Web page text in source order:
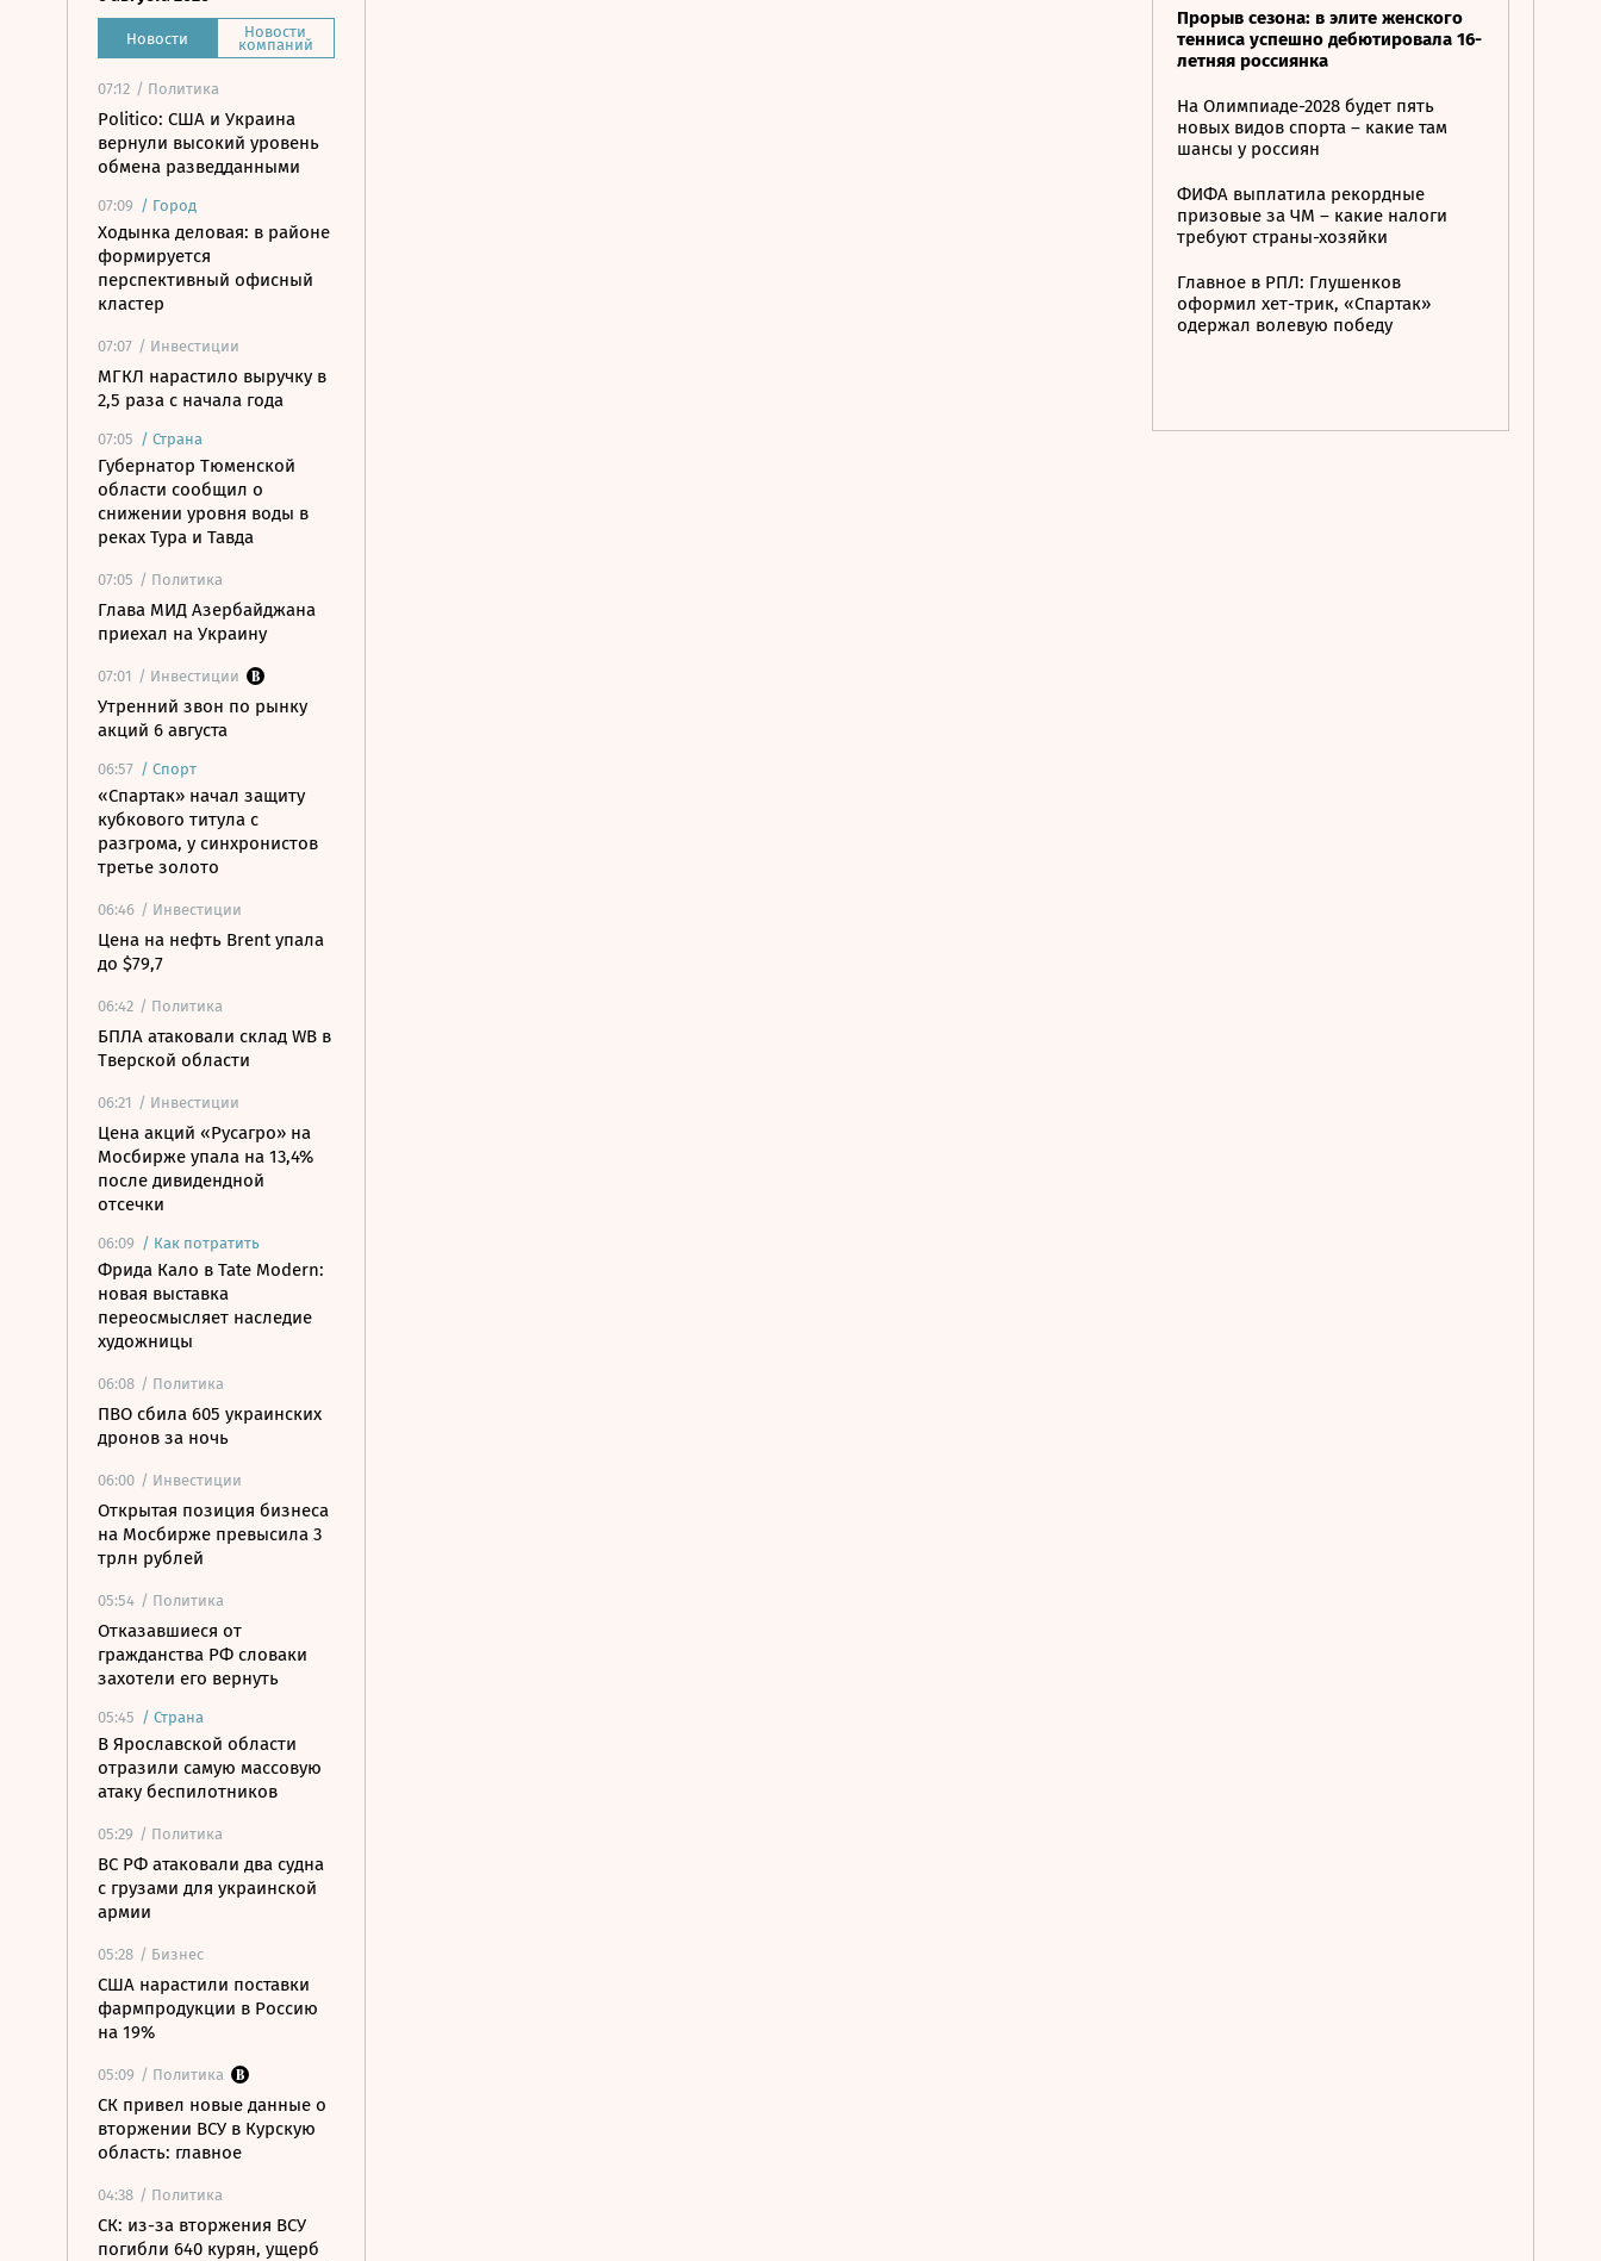
Новости Новости
компаний
07:12 / Политика
Politico: США и Украина
вернули высокий уровень
обмена разведданными
07:09 / Город
Ходынка деловая: в районе
формируется
перспективный офисный
кластер
07:07 / Инвестиции
МГКЛ нарастило выручку в
2,5 раза с начала года
07:05 / Страна
Губернатор Тюменской
области сообщил о
снижении уровня воды в
реках Тура и Тавда
07:05 / Политика
Глава МИД Азербайджана
приехал на Украину
07:01 / Инвестиции
Утренний звон по рынку
акций 6 августа
06:57 / Спорт
«Спартак» начал защиту
кубкового титула с
разгрома, у синхронистов
третье золото
06:46 / Инвестиции
Цена на нефть Brent упала
до $79,7
06:42 / Политика
БПЛА атаковали склад WB в
Тверской области
06:21 / Инвестиции
Цена акций «Русагро» на
Мосбирже упала на 13,4%
после дивидендной
отсечки
06:09 / Как потратить
Фрида Кало в Tate Modern:
новая выставка
переосмысляет наследие
художницы
06:08 / Политика
ПВО сбила 605 украинских
дронов за ночь
06:00 / Инвестиции
Открытая позиция бизнеса
на Мосбирже превысила 3
трлн рублей
05:54 / Политика
Отказавшиеся от
гражданства РФ словаки
захотели его вернуть
05:45 / Страна
В Ярославской области
отразили самую массовую
атаку беспилотников
05:29 / Политика
ВС РФ атаковали два судна
с грузами для украинской
армии
05:28 / Бизнес
США нарастили поставки
фармпродукции в Россию
на 19%
05:09 / Политика
СК привел новые данные о
вторжении ВСУ в Курскую
область: главное
04:38 / Политика
СК: из-за вторжения ВСУ
погибли 640 курян, ущерб
Прорыв сезона: в элите женского
тенниса успешно дебютировала 16-
летняя россиянка
На Олимпиаде-2028 будет пять
новых видов спорта – какие там
шансы у россиян
ФИФА выплатила рекордные
призовые за ЧМ – какие налоги
требуют страны-хозяйки
Главное в РПЛ: Глушенков
оформил хет-трик, «Спартак»
одержал волевую победу